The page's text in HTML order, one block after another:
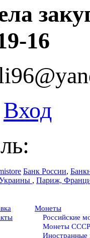
16
Вход
Банк России,
, Париж,
Монеты
Российские
Монеты СССР
Иностранные